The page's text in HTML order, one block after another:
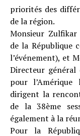
priorités des
de la région.
Monsieur
de la République
l’événement), et
Directeur général
pour
dirigent la
de la 38ème
également à la
Pour la